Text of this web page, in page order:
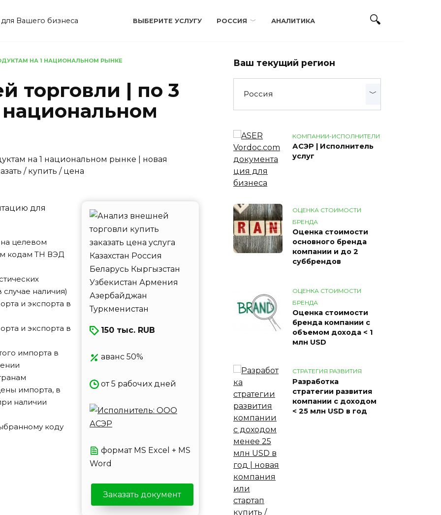
Вашего бизнеса ВЫБЕРИТЕ УСЛУГУ РОССИЯ АНАЛИТИКА
НА 1 НАЦИОНАЛЬНОМ РЫНКЕ
торговли | по 3
целевом
кодам ТН ВЭД
случае наличия)
и экспорта в
и экспорта в
импорта в
импорта, в
наличии
коду
150 тыс. RUB
аванс 50%
от 5 рабочих дней
формат MS Excel + MS
Word
Заказать документ
Ваш текущий регион
Россия
КОМПАНИИ-ИСПОЛНИТЕЛИ
АСЭР | Исполнитель
услуг
ОЦЕНКА СТОИМОСТИ
БРЕНДА
Оценка стоимости
основного бренда
компании и до 2
суббрендов
ОЦЕНКА СТОИМОСТИ
БРЕНДА
Оценка стоимости
бренда компании с
объемом дохода < 1
млн USD
СТРАТЕГИЯ РАЗВИТИЯ
Разработка
стратегии развития
компании с доходом
< 25 млн USD в год